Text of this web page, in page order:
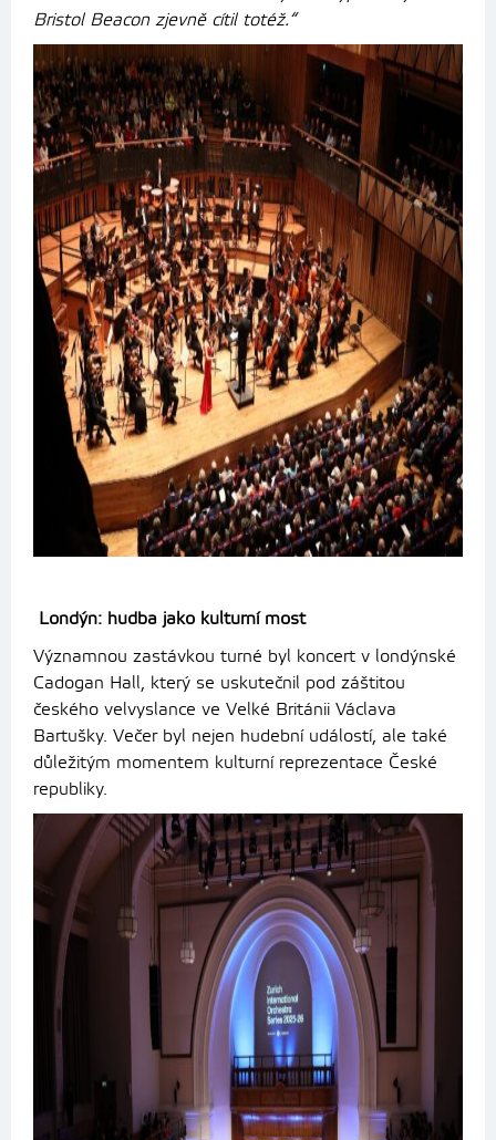
Bristol Beacon zjevně cítil totéž.“
Londýn: hudba jako kulturní most
Významnou zastávkou turné byl koncert v londýnské
Cadogan Hall, který se uskutečnil pod záštitou
českého velvyslance ve Velké Británii Václava
Bartušky. Večer byl nejen hudební událostí, ale také
důležitým momentem kulturní reprezentace České
republiky.